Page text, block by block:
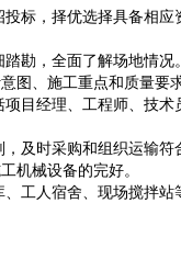
标，择优选择具备相应
勘，全面了解场地情况
图、施工重点和质量要求
目经理、工程师、技术
及时采购和组织运输符
机械设备的完好。
工人宿舍、现场搅拌站